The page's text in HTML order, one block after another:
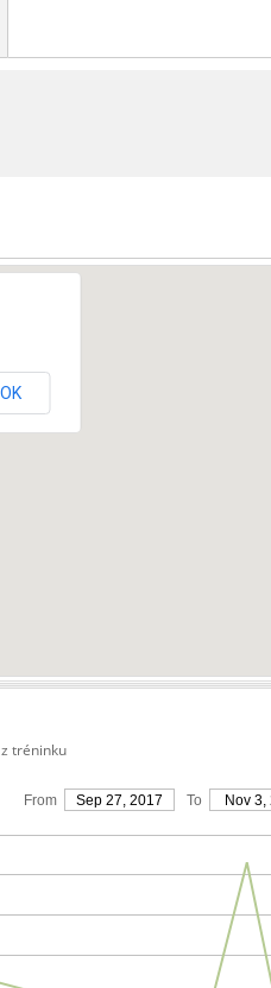
OK
tréninku
From Sep 27, 2017 To Nov 3,